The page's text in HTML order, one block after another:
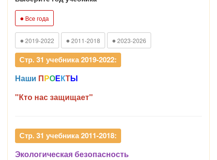
● Все года
● 2019-2022 ● 2011-2018 ● 2023-2026
Стр. 31 учебника 2019-2022:
Наши ПРОЕКТЫ
"Кто нас защищает"
Стр. 31 учебника 2011-2018:
Экологическая безопасность